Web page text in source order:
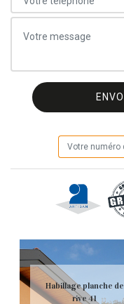
Habillage planche de
rive 41